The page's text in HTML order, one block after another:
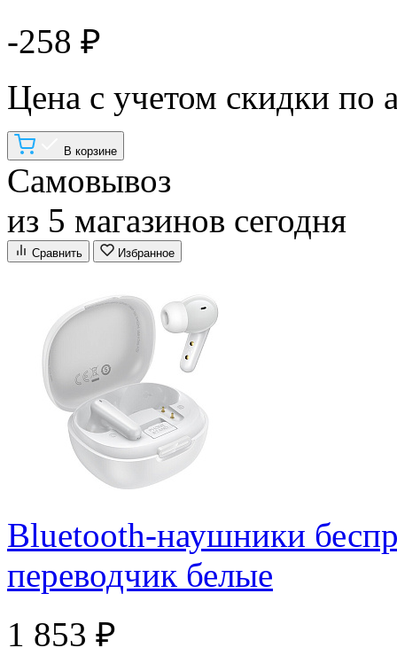
-258 ₽
Цена с учетом скидки по
В корзине
Самовывоз
из 5 магазинов сегодня
Сравнить Избранное
Bluetooth-наушники
переводчик белые
1 853 ₽